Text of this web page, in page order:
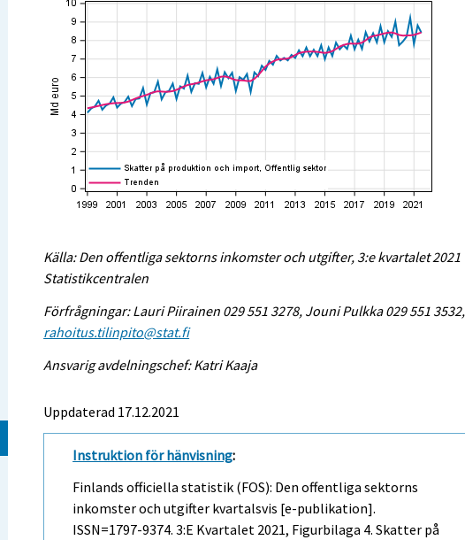
Källa: Den offentliga sektorns inkomster och utgifter, 3:e kvartalet 2021
Statistikcentralen
Förfrågningar: Lauri Piirainen 029 551 3278, Jouni Pulkka 029 551 3532,
rahoitus.tilinpito@stat.fi
Ansvarig avdelningschef: Katri Kaaja
Uppdaterad 17.12.2021
Instruktion för hänvisning:
Finlands officiella statistik (FOS): Den offentliga sektorns
inkomster och utgifter kvartalsvis [e-publikation].
ISSN=1797-9374.3:e Kvartalet 2021, Figurbilaga 4. Skatter på